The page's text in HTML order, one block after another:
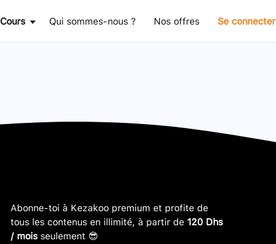
Cours Qui sommes-nous ? Nos offres Se connecter
Abonne-toi à Kezakoo premium et profite de
tous les contenus en illimité, à partir de 120 Dhs
/ moisseulement 😎